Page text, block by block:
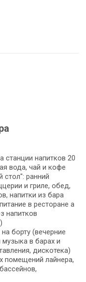
станции напитков 20
вода, чай и кофе
стол": ранний
и гриле, обед,
напитки из бара
в ресторане a
напитков
борту (вечерние
музыка в барах и
дискотека)
помещений лайнера,